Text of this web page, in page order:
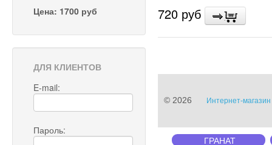
Цена: 1700 руб
ДЛЯ КЛИЕНТОВ
E-mail:
Пароль:
720 руб
© 2026 Интернет-
ГРАНАТ